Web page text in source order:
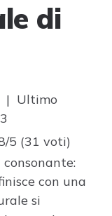
di
| Ultimo
5 (31 voti)
con una
si